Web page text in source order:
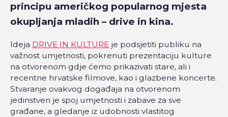
principu američkog popularnog mjesta
okupljanja mladih – drive in kina.
Ideja DRIVE IN KULTURE je podsjetiti publiku na
važnost umjetnosti, pokrenuti prezentaciju kulture
na otvorenom gdje ćemo prikazivati stare, ali i
recentne hrvatske filmove, kao i glazbene koncerte.
Stvaranje ovakvog događaja na otvorenom
jedinstven je spoj umjetnosti i zabave za sve
građane, a gledanje iz udobnosti vlastitog